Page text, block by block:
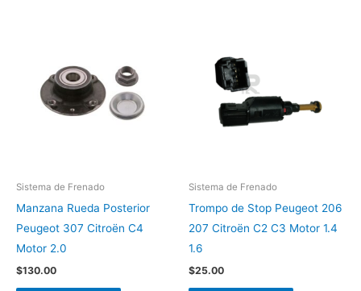
Sistema de Frenado
Manzana Rueda Posterior
Peugeot 307 Citroën C4
Motor 2.0
$130.00
Sistema de Frenado
Trompo de Stop Peugeot 206
207 Citroën C2 C3 Motor 1.4
1.6
$25.00